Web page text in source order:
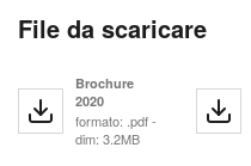
File da scaricare
Brochure
2020
formato: .pdf -
dim: 3.2MB